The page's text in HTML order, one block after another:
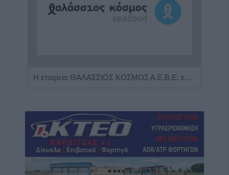
Η εταιρεία ΘΑΛΑΣΣΙΟΣ ΚΟΣΜΟΣ Α.Ε.Β.Ε. επιθυμεί να προσλάβει Αποθηκάριο